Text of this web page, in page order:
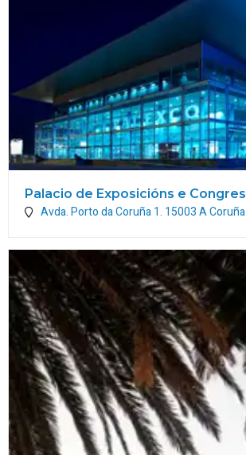
Palacio de Exposicións e
Avda. Porto da Coruña 1. 15003A Coruña